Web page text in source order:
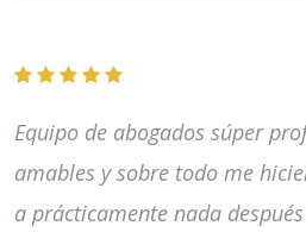
Equipo de abogados súper
amables y sobre todo me
a prácticamente nada